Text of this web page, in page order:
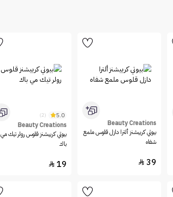
Beauty Creations
بيوتي كرييشنز ألترا دازل قلوس ملمع
شفاه
39

5.0
(2)
Beauty Creations
بيوتي كرييشنز قلوس رولر تيك مي
باك
19
